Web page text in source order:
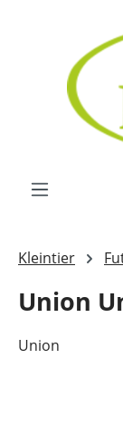
Zum
Kleintier
Union
Union
Bildergalerie